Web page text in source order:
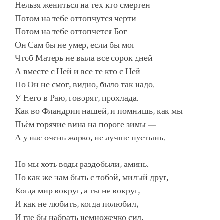
Нельзя жениться на тех кто смертен
Потом на тебе оттопчутся черти
Потом на тебе оттопчется Бог
Он Сам бы не умер, если бы мог
Чтоб Матерь не выла все сорок дней
А вместе с Ней и все те кто с Ней
Но Он не смог, видно, было так надо.
У Него в Раю, говорят, прохлада.
Как во Фландрии нашей, и помнишь, как мы
Пьём горячие вина на пороге зимы —
А у нас очень жарко, не лучше пустынь.
Но мы хоть воды раздобыли, аминь.
Но как же нам быть с тобой, милый друг,
Когда мир вокруг, а ты не вокруг,
И как не любить, когда полюбил,
И где бы набрать немножечко сил,